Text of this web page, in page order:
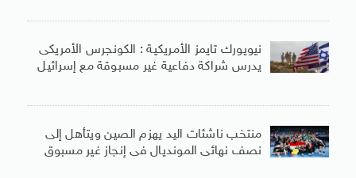
نيويورك تايمز الأمريكية : الكونجرس الأمريكى
يدرس شراكة دفاعية غير مسبوقة مع إسرائيل
منتخب ناشئات اليد يهزم الصين ويتأهل إلى
نصف نهائى المونديال فى إنجاز غير مسبوق